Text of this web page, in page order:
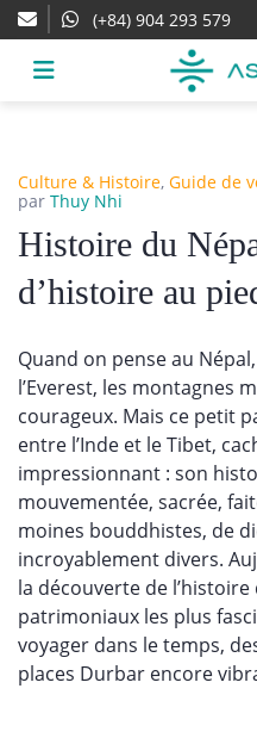
(+84) 904 293 579
Culture & Histoire, Guide de
par Thuy Nhi
Histoire du
d’histoire au
Quand on pense au
l’Everest, les montagnes
courageux. Mais ce petit
entre l’Inde et le Tibet,
impressionnant : son
mouvementée, sacrée,
moines bouddhistes, de
incroyablement divers.
la découverte de
patrimoniaux les plus
voyager dans le temps,
places Durbar encore